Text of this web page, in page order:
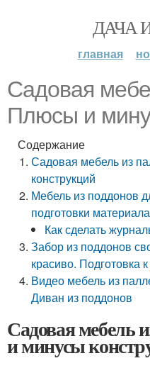
ДАЧА
главная
Садовая
Плюсы и
Содержание
Садовая мебель из
конструкций
Мебель из поддонов
подготовки материала
Как сделать
Забор из поддонов
красиво. Подготовка
Видео мебель из
Диван из поддонов
Садовая мебель
и минусы